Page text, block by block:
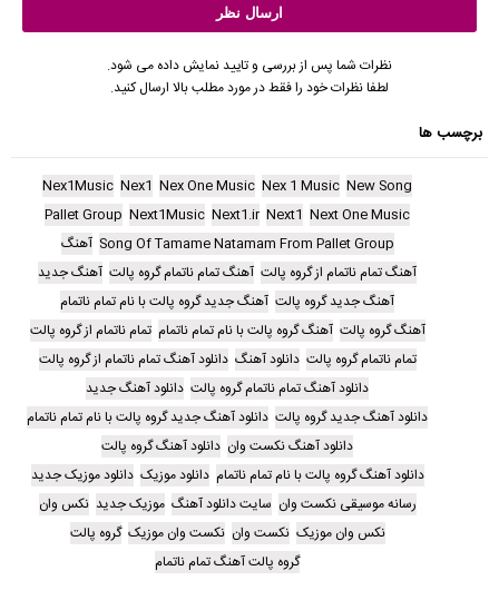
نظرات شما پس از بررسی و تایید نمایش داده می شود.
لطفا نظرات خود را فقط در مورد مطلب بالا ارسال کنید.
برچسب ها
New Song
Nex 1 Music
Nex One Music
Nex1
Nex1Music
Next One Music
Next1
Next1.ir
Next1Music
Pallet Group
Song Of Tamame Natamam From Pallet Group آهنگ
آهنگ تمام ناتمام از گروه پالت آهنگ تمام ناتمام گروه پالت آهنگ جدید
آهنگ جدید گروه پالت آهنگ جدید گروه پالت با نام تمام ناتمام
آهنگ گروه پالت آهنگ گروه پالت با نام تمام ناتمام تمام ناتمام از گروه پالت
تمام ناتمام گروه پالت دانلود آهنگ دانلود آهنگ تمام ناتمام از گروه پالت
دانلود آهنگ تمام ناتمام گروه پالت دانلود آهنگ جدید
دانلود آهنگ جدید گروه پالت دانلود آهنگ جدید گروه پالت با نام تمام ناتمام
دانلود آهنگ نکست وان دانلود آهنگ گروه پالت
دانلود آهنگ گروه پالت با نام تمام ناتمام دانلود موزیک دانلود موزیک جدید
رسانه موسیقی نکست وان سایت دانلود آهنگ موزیک جدید نکس وان
نکس وان موزیک نکست وان نکست وان موزیک گروه پالت
گروه پالت آهنگ تمام ناتمام